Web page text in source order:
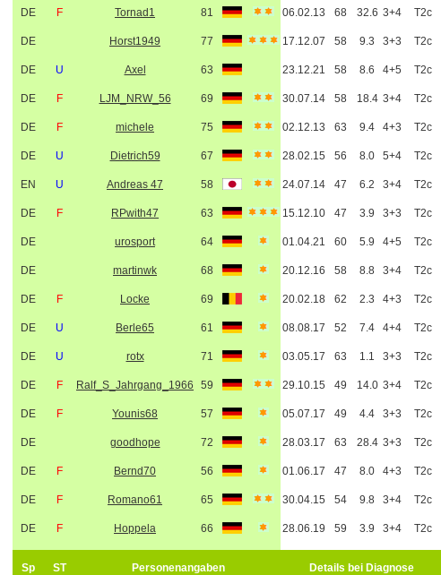
DE F Tornad1 81 06.02.13 68 32.6 3+4 T2c
DE Horst1949 77 17.12.07 58 9.3 3+3 T2c
DE U Axel 63 23.12.21 58 8.6 4+5 T2c
DE F LJM_NRW_56 69 30.07.14 58 18.4 3+4 T2c
DE F michele 75 02.12.13 63 9.4 4+3 T2c
DE U Dietrich59 67 28.02.15 56 8.0 5+4 T2c
EN U Andreas 47 58 24.07.14 47 6.2 3+4 T2c
DE F RPwith47 63 15.12.10 47 3.9 3+3 T2c
DE urosport 64 01.04.21 60 5.9 4+5 T2c
DE martinwk 68 20.12.16 58 8.8 3+4 T2c
DE F Locke 69 20.02.18 62 2.3 4+3 T2c
DE U Berle65 61 08.08.17 52 7.4 4+4 T2c
DE U rotx 71 03.05.17 63 1.1 3+3 T2c
DE F Ralf_S_Jahrgang_1966 59 29.10.15 49 14.0 3+4 T2c
DE F Younis68 57 05.07.17 49 4.4 3+3 T2c
DE goodhope 72 28.03.17 63 28.4 3+3 T2c
DE F Bernd70 56 01.06.17 47 8.0 4+3 T2c
DE F Romano61 65 30.04.15 54 9.8 3+4 T2c
DE F Hoppela 66 28.06.19 59 3.9 3+4 T2c
Sp ST Personenangaben Details bei Diagnose